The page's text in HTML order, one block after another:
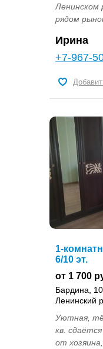
Ленинском
рядом
Ирина
+7-967-
1-
6/10 эт.
от 1 700
Бардина, 10
Ленинский
Уютная,
кв.
от